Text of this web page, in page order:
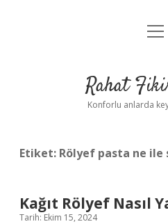
Yasal
Rahat
Konforlu anlarda
Etiket: Rölyef pasta ne ile
Kağıt Rölyef Nasıl
Tarih: Ekim 15, 2024